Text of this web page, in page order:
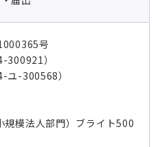
号
300921）
ユ-300568）
模法人部門）ブライト500